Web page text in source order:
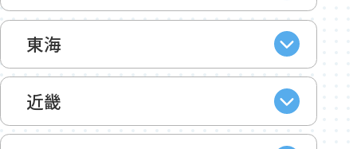
東海
近畿